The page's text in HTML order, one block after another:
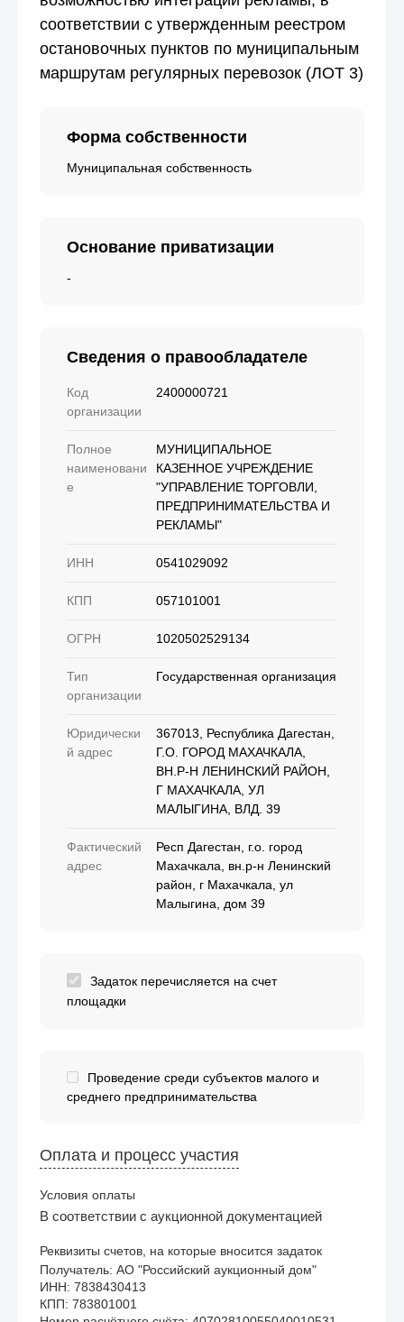
соответствии с утвержденным реестром
остановочных пунктов по муниципальным
маршрутам регулярных перевозок (ЛОТ 3)
Форма собственности
Муниципальная собственность
Основание приватизации
-
Сведения о правообладателе
Код
организации
2400000721
Полное
наименовани
е
МУНИЦИПАЛЬНОЕ
КАЗЕННОЕ УЧРЕЖДЕНИЕ
"УПРАВЛЕНИЕ ТОРГОВЛИ,
ПРЕДПРИНИМАТЕЛЬСТВА И
РЕКЛАМЫ"
ИНН 0541029092
КПП 057101001
ОГРН 1020502529134
Тип
организации
Государственная организация
Юридически
й адрес
367013, Республика Дагестан,
Г.О. ГОРОД МАХАЧКАЛА,
ВН.Р-Н ЛЕНИНСКИЙ РАЙОН,
Г МАХАЧКАЛА, УЛ
МАЛЫГИНА, ВЛД. 39
Фактический
адрес
Респ Дагестан, г.о. город
Махачкала, вн.р-н Ленинский
район, г Махачкала, ул
Малыгина, дом 39
Задаток перечисляется на счет
площадки
Проведение среди субъектов малого и
среднего предпринимательства
Оплата и процесс участия
Условия оплаты
В соответствии с аукционной документацией
Реквизиты счетов, на которые вносится задаток
Получатель: АО "Российский аукционный дом"
ИНН: 7838430413
КПП: 783801001